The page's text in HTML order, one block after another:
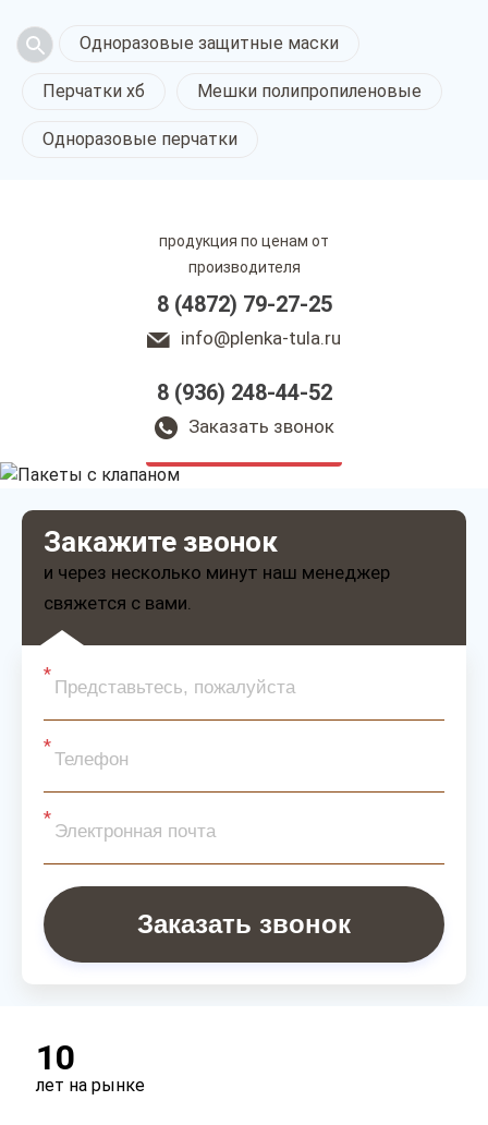
Одноразовые защитные маски
Перчатки хб Мешки полипропиленовые
Одноразовые перчатки
продукция по ценам от
производителя
8 (4872) 79-27-25
info@plenka-tula.ru
8 (936) 248-44-52
Заказать звонок
Пакеты с клапаном
в Туле
Закажите звонок
и через несколько минут наш менеджер
свяжется с вами.
Заказать звонок
10
лет на рынке